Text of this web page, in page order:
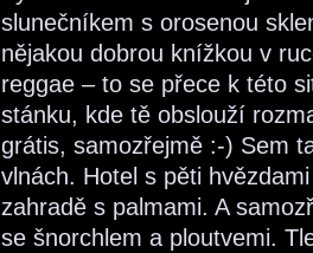
slunečníkem s orosenou
nějakou dobrou knížkou v
reggae – to se přece k této
stánku, kde tě obslouží
grátis, samozřejmě :-) Sem
vlnách. Hotel s pěti
zahradě s palmami. A
se šnorchlem a ploutvemi.